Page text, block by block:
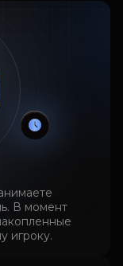
В момент
игроку.